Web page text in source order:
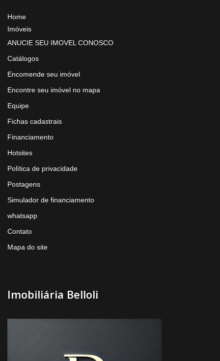
Home
Imóveis
ANUCIE SEU IMOVEL CONOSCO
Catálogos
Encomende seu imóvel
Encontre seu imóvel no mapa
Equipe
Fichas cadastrais
Financiamento
Hotsites
Política de privacidade
Postagens
Simulador de financiamento
whatsapp
Contato
Mapa do site
Imobiliária Belloli